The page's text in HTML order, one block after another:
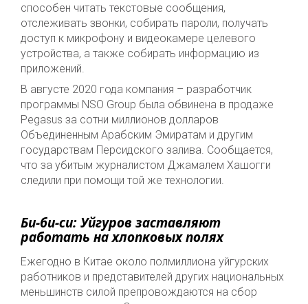
способен читать текстовые сообщения,
отслеживать звонки, собирать пароли, получать
доступ к микрофону и видеокамере целевого
устройства, а также собирать информацию из
приложений.
В августе 2020 года компания – разработчик
программы NSO Group была обвинена в продаже
Pegasus за сотни миллионов долларов
Объединенным Арабским Эмиратам и другим
государствам Персидского залива. Сообщается,
что за убитым журналистом Джамалем Хашогги
следили при помощи той же технологии.
Би-би-си: Уйгуров заставляют
работать на хлопковых полях
Ежегодно в Китае около полмиллиона уйгурских
работников и представителей других национальных
меньшинств силой препровождаются на сбор